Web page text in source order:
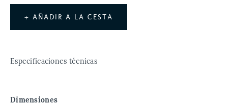
+ AÑADIR A LA CESTA
Especificaciones técnicas
Dimensiones